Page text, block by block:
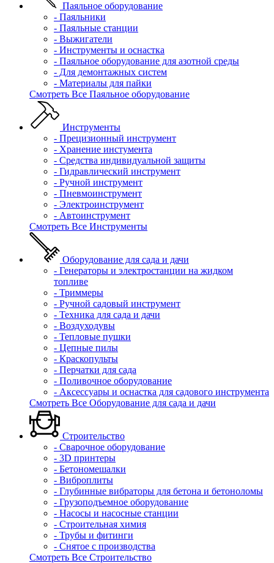
Паяльное оборудование
- Паяльники
- Паяльные станции
- Выжигатели
- Инструменты и оснастка
- Паяльное оборудование для азотной среды
- Для демонтажных систем
- Материалы для пайки
Смотреть Все Паяльное оборудование
Инструменты
- Прецизионный инструмент
- Хранение инстумента
- Средства индивидуальной защиты
- Гидравлический инструмент
- Ручной инструмент
- Пневмоинструмент
- Электроинструмент
- Автоинструмент
Смотреть Все Инструменты
Оборудование для сада и дачи
- Генераторы и электростанции на жидком
топливе
- Триммеры
- Ручной садовый инструмент
- Техника для сада и дачи
- Воздуходувы
- Тепловые пушки
- Цепные пилы
- Краскопульты
- Перчатки для сада
- Поливочное оборудование
- Аксессуары и оснастка для садового инструмента
Смотреть Все Оборудование для сада и дачи
Строительство
- Сварочное оборудование
- 3D принтеры
- Бетономешалки
- Виброплиты
- Глубинные вибраторы для бетона и бетоноломы
- Грузоподъемное оборудование
- Насосы и насосные станции
- Строительная химия
- Трубы и фитинги
- Снятое с производства
Смотреть Все Строительство